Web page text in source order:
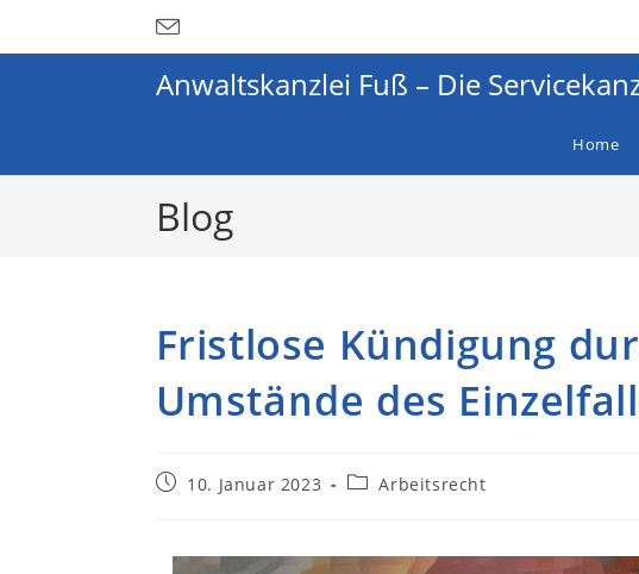
Anwaltskanzlei Fuß – Die
Home
Blog
Fristlose Kündigung
Umstände des
10. Januar 2023 Arbeitsrecht